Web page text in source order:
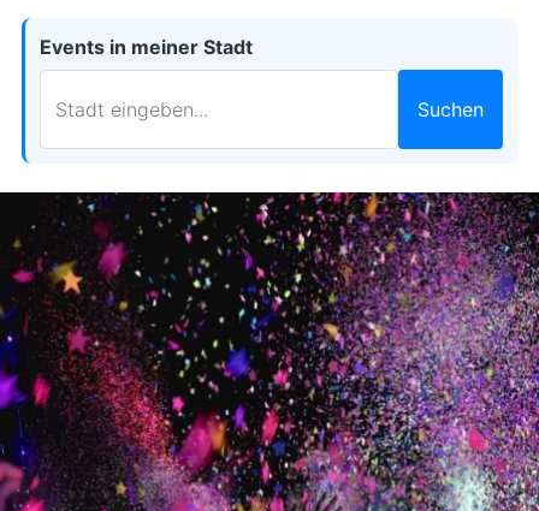
Events in meiner Stadt
Suchen